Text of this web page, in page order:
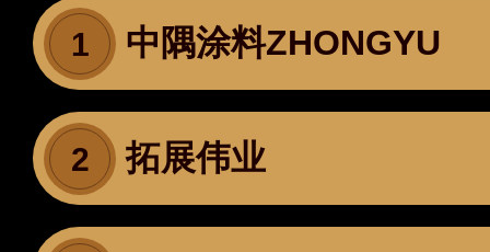
1 中隅涂料ZHONGYU
2 拓展伟业